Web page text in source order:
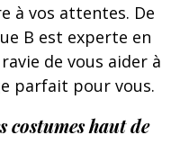
à vos attentes. De
B est experte en
de vous aider à
parfait pour vous.
costumes haut de